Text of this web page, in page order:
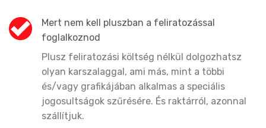
Mert nem kell pluszban a feliratozással
foglalkoznod
Plusz feliratozási költség nélkül dolgozhatsz
olyan karszalaggal, ami más, mint a többi
és/vagy grafikájában alkalmas a speciális
jogosultságok szűrésére. És raktárról, azonnal
szállítjuk.